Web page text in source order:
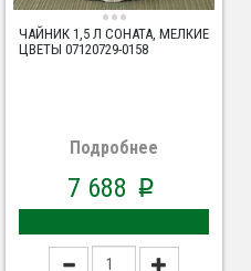
ЧАЙНИК 1,5 Л СОНАТА, МЕЛКИЕ
ЦВЕТЫ 07120729-0158
Подробнее
7 688 p